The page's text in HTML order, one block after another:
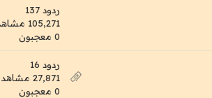
ردود 137
105,271 مشاهدات
0 معجبون
ردود 16
27,871 مشاهدات
0 معجبون